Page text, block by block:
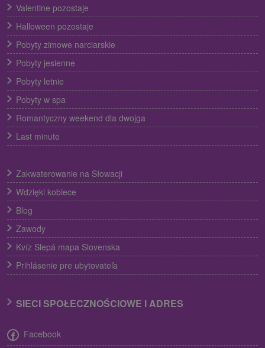
Valentine pozostaje
Halloween pozostaje
Pobyty zimowe narciarskie
Pobyty jesienne
Pobyty letnie
Pobyty w spa
Romantyczny weekend dla dwojga
Last minute
Zakwaterowanie na Słowacji
Wdzięki kobiece
Blog
Zawody
Kvíz Slepá mapa Slovenska
Prihlásenie pre ubytovateľa
SIECI SPOŁECZNOŚCIOWE I ADRES
Facebook